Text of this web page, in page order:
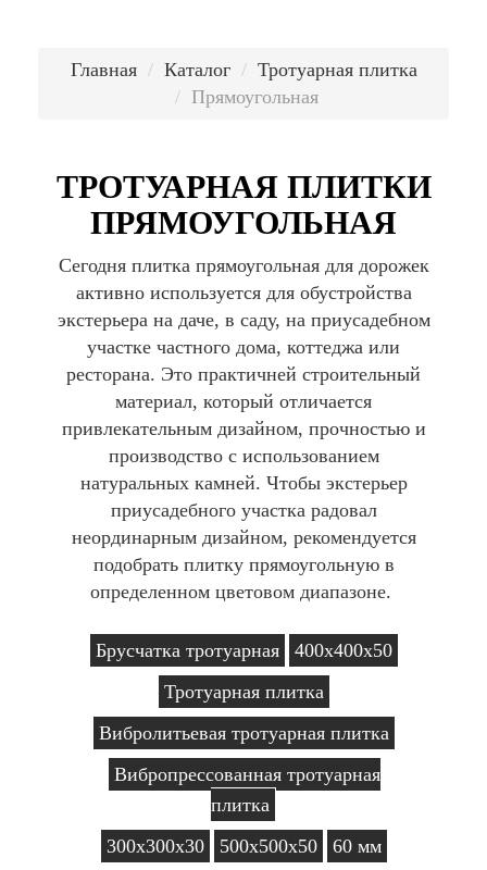
Главная Каталог
Тротуарная плитка
Прямоугольная
ТРОТУАРНАЯ ПЛИТКИ
ПРЯМОУГОЛЬНАЯ
Сегодня плитка прямоугольная для дорожек
активно используется для обустройства
экстерьера на даче, в саду, на приусадебном
участке частного дома, коттеджа или
ресторана. Это практичней строительный
материал, который отличается
привлекательным дизайном, прочностью и
производство с использованием
натуральных камней. Чтобы экстерьер
приусадебного участка радовал
неординарным дизайном, рекомендуется
подобрать плитку прямоугольную в
определенном цветовом диапазоне.
Брусчатка тротуарная
400х400х50
Тротуарная плитка
Вибролитьевая тротуарная плитка
Вибропрессованная тротуарная
плитка
300х300х30
500х500х50
60 мм